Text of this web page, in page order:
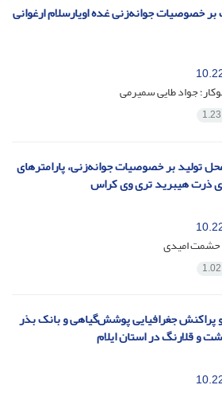
خصوصیات جوانه‌زنی غده اویارسلام ارغوانی
جواد طایی سمیرمی
تولید بر خصوصیات جوانه‌زنی، پارامترهای
ذرت هیبرید تری وی کراس
حشمت امیدی
پراکنش جغرافیایی پوشش‌گیاهی و بانک بذر
و قلارنگ در استان ایلام